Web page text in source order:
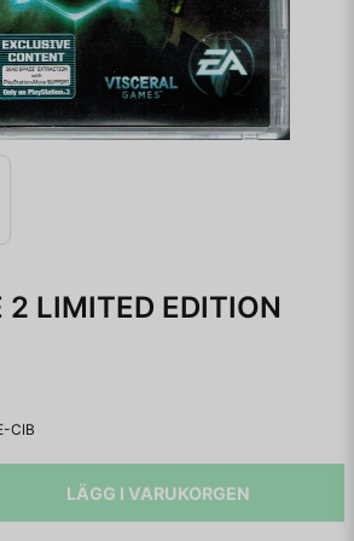
2 LIMITED EDITION
CIB
LÄGG I VARUKORGEN